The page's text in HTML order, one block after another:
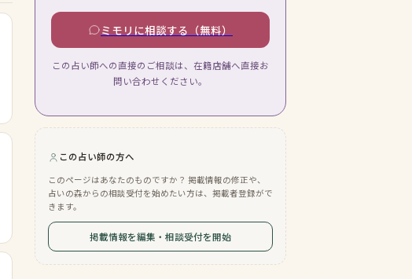
ミモリに相談する（無料）
この占い師への直接のご相談は、在籍店舗へ直接お
問い合わせください。
この占い師の方へ
このページはあなたのものですか？ 掲載情報の修正や、
占いの森からの相談受付を始めたい方は、掲載者登録がで
きます。
掲載情報を編集・相談受付を開始